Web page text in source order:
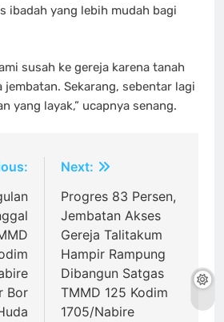
ibadah yang lebih mudah bagi
susah ke gereja karena tanah
jembatan. Sekarang, sebentar lagi
yang layak,” ucapnya senang.
Bor
Next:
Progres 83 Persen,
Jembatan Akses
Gereja Talitakum
Hampir Rampung
Dibangun Satgas
TMMD 125 Kodim
1705/Nabire